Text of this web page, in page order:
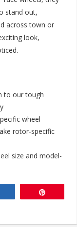
stand out,
across town or
look,
to our tough
wheel
rotor-specific
size and model-